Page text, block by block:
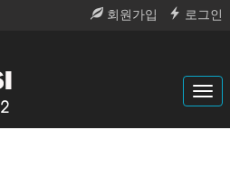
회원가입 로그인